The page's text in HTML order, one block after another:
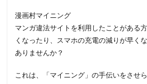
Manga11(Komiraw・
hakaraw）
4.30
SakuraManga
RawMangas(MangaLaw)
漫画村マイニング
マンガ違法サイトを利用したことがある
くなったり、スマホの充電の減りが早く
ありませんか？
これは、「マイニング」の手伝いをさせ